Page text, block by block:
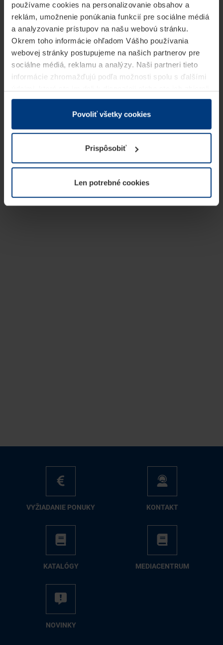
používame cookies na personalizovanie obsahov a
reklám, umožnenie ponúkania funkcií pre sociálne médiá
a analyzovanie prístupov na našu webovú stránku.
Okrem toho informácie ohľadom Vášho používania
webovej stránky postupujeme na našich partnerov pre
sociálne médiá, reklamu a analýzy. Naši partneri tieto
informácie zhromažďujú podľa možnosti spolu s ďalšími
v rámci Vášho využívania služieb.
Z právneho hľadiska môžeme cookies ukladať na Vašom
prevádzku tejto stránky. Pre všetky ostatné typy cookie
potrebujeme Vaše povolenie. Vaše povolenie môžete
kedykoľvek zmeniť alebo odvolať vo vysvetlení cookie
našej webovej stránky.
Povoliť všetky cookies
Prispôsobiť
Len potrebné cookies
VY­ŽIA­DA­NIE PO­NU­KY KON­TAKT
KA­TA­LÓ­GY ME­DIA­CEN­TRUM
NO­VIN­KY